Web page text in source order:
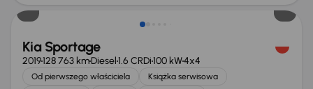
Kia Sportage
2019128 763 kmDiesel1.6 CRDi100 kW4x4
Od pierwszego właściciela
Książka serwisowa